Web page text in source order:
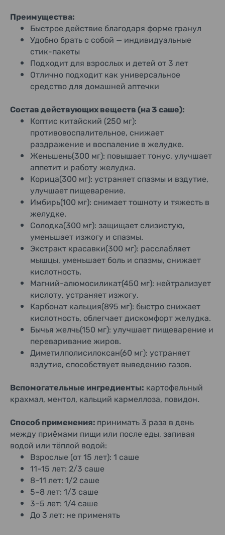
Преимущества:
Быстрое действие благодаря форме гранул
Удобно брать с собой — индивидуальные
стик-пакеты
Подходит для взрослых и детей от 3 лет
Отлично подходит как универсальное
средство для домашней аптечки
Состав действующих веществ (на 3 саше):
Коптис китайский (250 мг):
противовоспалительное, снижает
раздражение и воспаление в желудке.
Женьшень(300 мг): повышает тонус, улучшает
аппетит и работу желудка.
Корица(300 мг): устраняет спазмы и вздутие,
улучшает пищеварение.
Имбирь(100 мг): снимает тошноту и тяжесть в
желудке.
Солодка(300 мг): защищает слизистую,
уменьшает изжогу и спазмы.
Экстракт красавки(300 мг): расслабляет
мышцы, уменьшает боль и спазмы, снижает
кислотность.
Магний-алюмосиликат(450 мг): нейтрализует
кислоту, устраняет изжогу.
Карбонат кальция(895 мг): быстро снижает
кислотность, облегчает дискомфорт желудка.
Бычья желчь(150 мг): улучшает пищеварение и
переваривание жиров.
Диметилполисилоксан(60 мг): устраняет
вздутие, способствует выведению газов.
Вспомогательные ингредиенты: картофельный
крахмал, ментол, кальций кармеллоза, повидон.
Способ применения: принимать 3 раза в день
между приёмами пищи или после еды, запивая
водой или тёплой водой:
Взрослые (от 15 лет): 1 саше
11–15 лет: 2/3 саше
8–11 лет: 1/2 саше
5–8 лет: 1/3 саше
3–5 лет: 1/4 саше
До 3 лет: не применять